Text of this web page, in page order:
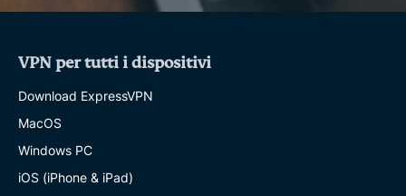
VPN per tutti i dispositivi
Download ExpressVPN
MacOS
Windows PC
iOS (iPhone & iPad)